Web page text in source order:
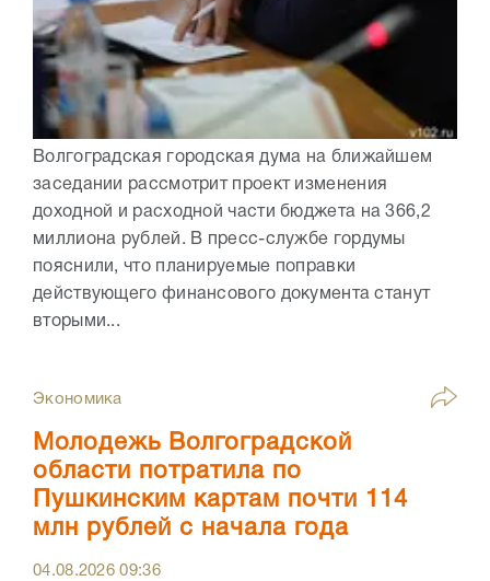
Волгоградская городская дума на ближайшем
заседании рассмотрит проект изменения
доходной и расходной части бюджета на 366,2
миллиона рублей. В пресс-службе гордумы
пояснили, что планируемые поправки
действующего финансового документа станут
вторыми...
Экономика
Молодежь Волгоградской
области потратила по
Пушкинским картам почти 114
млн рублей с начала года
04.08.202609:36